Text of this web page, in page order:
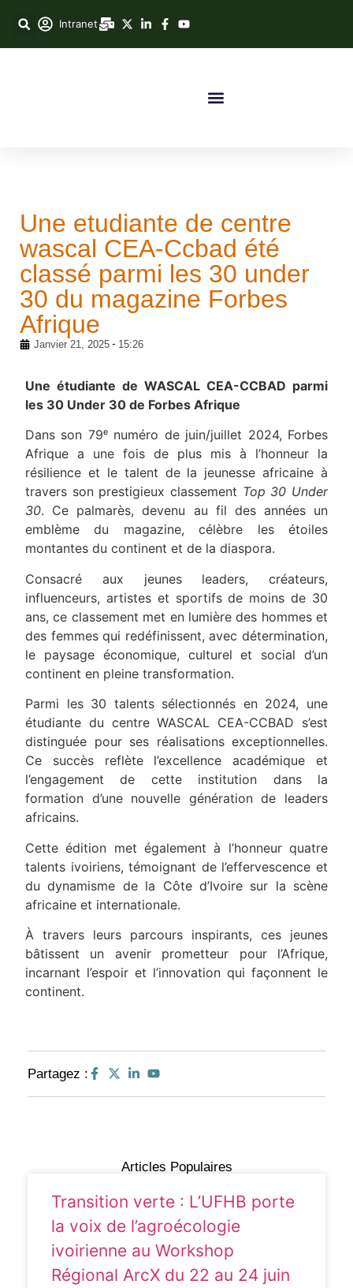
Intranet
Une etudiante de centre
wascal CEA-Ccbad été
classé parmi les 30 under
30 du magazine Forbes
Afrique
Janvier 21, 2025 15:26
Une étudiante de WASCAL CEA-CCBAD parmi
les 30 Under 30 de Forbes Afrique
Dans son 79ᵉ numéro de juin/juillet 2024, Forbes
Afrique a une fois de plus mis à l’honneur la
résilience et le talent de la jeunesse africaine à
travers son prestigieux classement Top 30 Under
30. Ce palmarès, devenu au fil des années un
emblème du magazine, célèbre les étoiles
montantes du continent et de la diaspora.
Consacré aux jeunes leaders, créateurs,
influenceurs, artistes et sportifs de moins de 30
ans, ce classement met en lumière des hommes et
des femmes qui redéfinissent, avec détermination,
le paysage économique, culturel et social d’un
continent en pleine transformation.
Parmi les 30 talents sélectionnés en 2024, une
étudiante du centre WASCAL CEA-CCBAD s’est
distinguée pour ses réalisations exceptionnelles.
Ce succès reflète l’excellence académique et
l’engagement de cette institution dans la
formation d’une nouvelle génération de leaders
africains.
Cette édition met également à l’honneur quatre
talents ivoiriens, témoignant de l’effervescence et
du dynamisme de la Côte d’Ivoire sur la scène
africaine et internationale.
À travers leurs parcours inspirants, ces jeunes
bâtissent un avenir prometteur pour l’Afrique,
incarnant l’espoir et l’innovation qui façonnent le
continent.
Partagez :
Articles Populaires
Transition verte : L’UFHB porte
la voix de l’agroécologie
ivoirienne au Workshop
Régional ArcX du 22 au 24 juin